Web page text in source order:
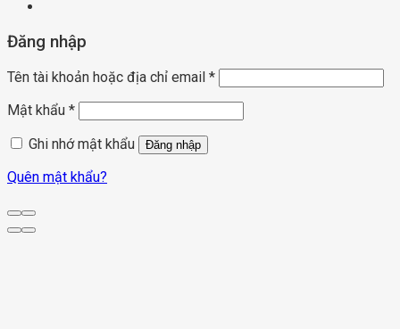
Đăng nhập
Tên tài khoản hoặc địa chỉ email *
Mật khẩu *
Ghi nhớ mật khẩu
Đăng nhập
Quên mật khẩu?